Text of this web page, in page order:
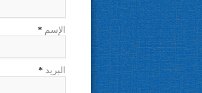
الإسم *
البريد *